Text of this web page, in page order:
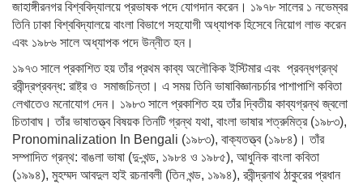
জাহাঙ্গীরনগর বিশ্ববিদ্যালয়ে প্রভাষক পদে যোগদান করেন। ১৯৭৮ সালের ১ নভেম্বর
তিনি ঢাকা বিশ্ববিদ্যালয়ে বাংলা বিভাগে সহযোগী অধ্যাপক হিসেবে নিয়োগ লাভ করেন
এবং ১৯৮৬ সালে অধ্যাপক পদে উন্নীত হন।
১৯৭৩ সালে প্রকাশিত হয় তাঁর প্রথম কাব্য অলৌকিক ইস্টিমার এবং প্রবন্ধগ্রন্থ
রবীন্দ্রপ্রবন্ধ: রাষ্ট্র ও সমাজচিন্তা। এ সময় তিনি ভাষাবিজ্ঞানচর্চার পাশাপাশি কবিতা
লেখাতেও মনোযোগ দেন। ১৯৮৩ সালে প্রকাশিত হয় তাঁর দ্বিতীয় কাব্যগ্রন্থ জ্বলো
চিতাবাঘ। তাঁর ভাষাতত্ত্ব বিষয়ক তিনটি গ্রন্থ যথা, বাংলা ভাষার শত্রুমিত্র (১৯৮৩),
Pronominalization In Bengali (১৯৮৩), বাক্যতত্ত্ব (১৯৮৪)। তাঁর
সম্পাদিত গ্রন্থ: বাঙলা ভাষা (দু-খন্ড, ১৯৮৪ ও ১৯৮৫), আধুনিক বাংলা কবিতা
(১৯৯৪), মুহম্মদ আবদুল হাই রচনাবলী (তিন খন্ড, ১৯৯৪), রবীন্দ্রনাথ ঠাকুরের প্রধান